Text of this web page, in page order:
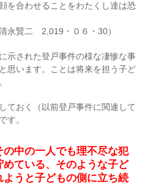
を合わせることをわたくし達は恐
賢二 2,019・０６・30）
示された登戸事件の様な凄惨な事
思います。ことは将来を担う子ど
ておく（以前登戸事件に関連して
す。
中の一人でも理不尽な犯
ている、そのような子ど
うと子どもの側に立ち続